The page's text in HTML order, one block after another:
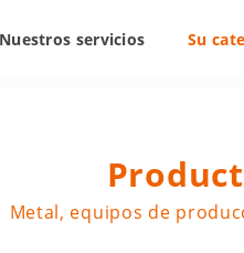
Nuestros servicios Su
Metal, equipos de